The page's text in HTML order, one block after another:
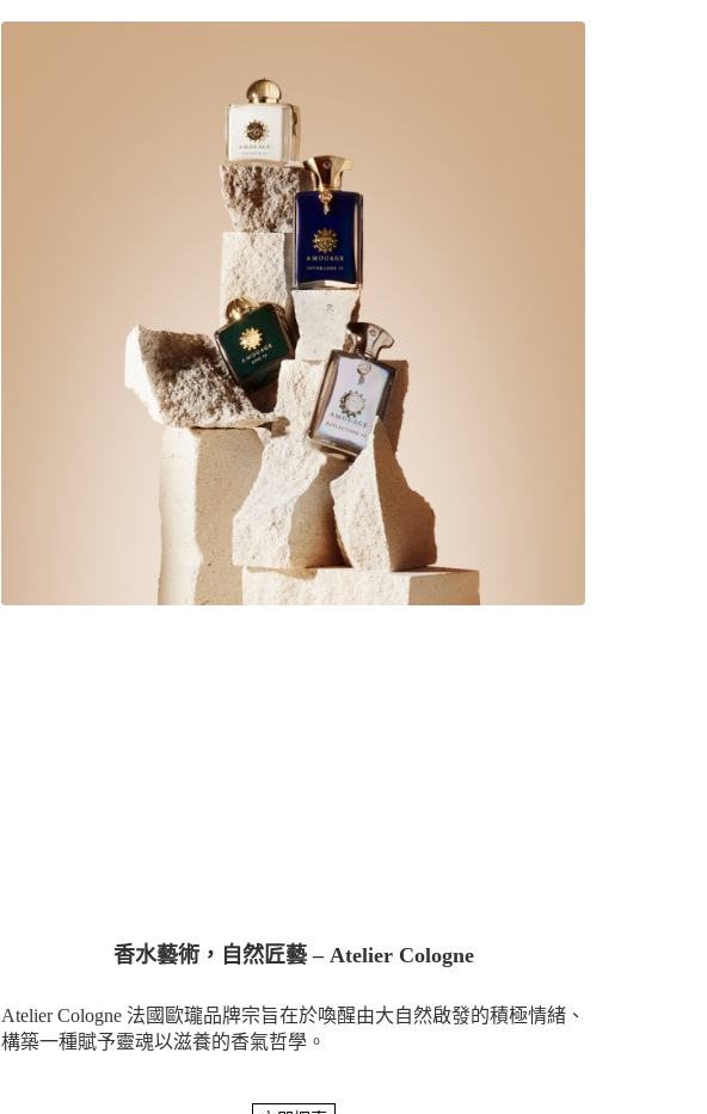
香水藝術，自然匠藝 – Atelier Cologne
Atelier Cologne 法國歐瓏品牌宗旨在於喚醒由大自然啟發的積極情緒、
構築一種賦予靈魂以滋養的香氣哲學。